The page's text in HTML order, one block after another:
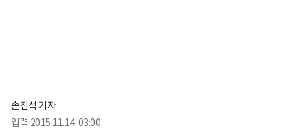
손진석 기자
입력 2015.11.14. 03:00